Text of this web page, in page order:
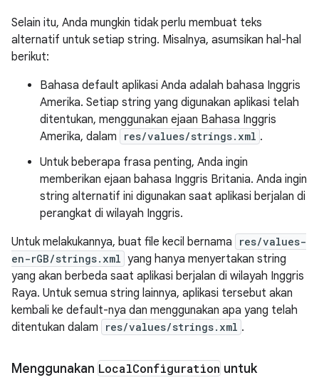
Selain itu, Anda mungkin tidak perlu membuat teks
alternatif untuk setiap string. Misalnya, asumsikan hal-hal
berikut:
Bahasa default aplikasi Anda adalah bahasa Inggris
Amerika. Setiap string yang digunakan aplikasi telah
ditentukan, menggunakan ejaan Bahasa Inggris
Amerika, dalam
res/values/strings.xml .
Untuk beberapa frasa penting, Anda ingin
memberikan ejaan bahasa Inggris Britania. Anda ingin
string alternatif ini digunakan saat aplikasi berjalan di
perangkat di wilayah Inggris.
Untuk melakukannya, buat file kecil bernama
res/values-
en-rGB/strings.xml yang hanya menyertakan string
yang akan berbeda saat aplikasi berjalan di wilayah Inggris
Raya. Untuk semua string lainnya, aplikasi tersebut akan
kembali ke default-nya dan menggunakan apa yang telah
ditentukan dalam
res/values/strings.xml .
Menggunakan LocalConfiguration untuk